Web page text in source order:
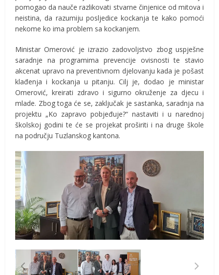
pomogao da nauče razlikovati stvarne činjenice od mitova i
neistina, da razumiju posljedice kockanja te kako pomoći
nekome ko ima problem sa kockanjem.
Ministar Omerović je izrazio zadovoljstvo zbog uspješne
saradnje na programima prevencije ovisnosti te stavio
akcenat upravo na preventivnom djelovanju kada je pošast
klađenja i kockanja u pitanju. Cilj je, dodao je ministar
Omerović, kreirati zdravo i sigurno okruženje za djecu i
mlade. Zbog toga će se, zaključak je sastanka, saradnja na
projektu „Ko zapravo pobjeđuje?“ nastaviti i u narednoj
školskoj godini te će se projekat proširiti i na druge škole
na području Tuzlanskog kantona.